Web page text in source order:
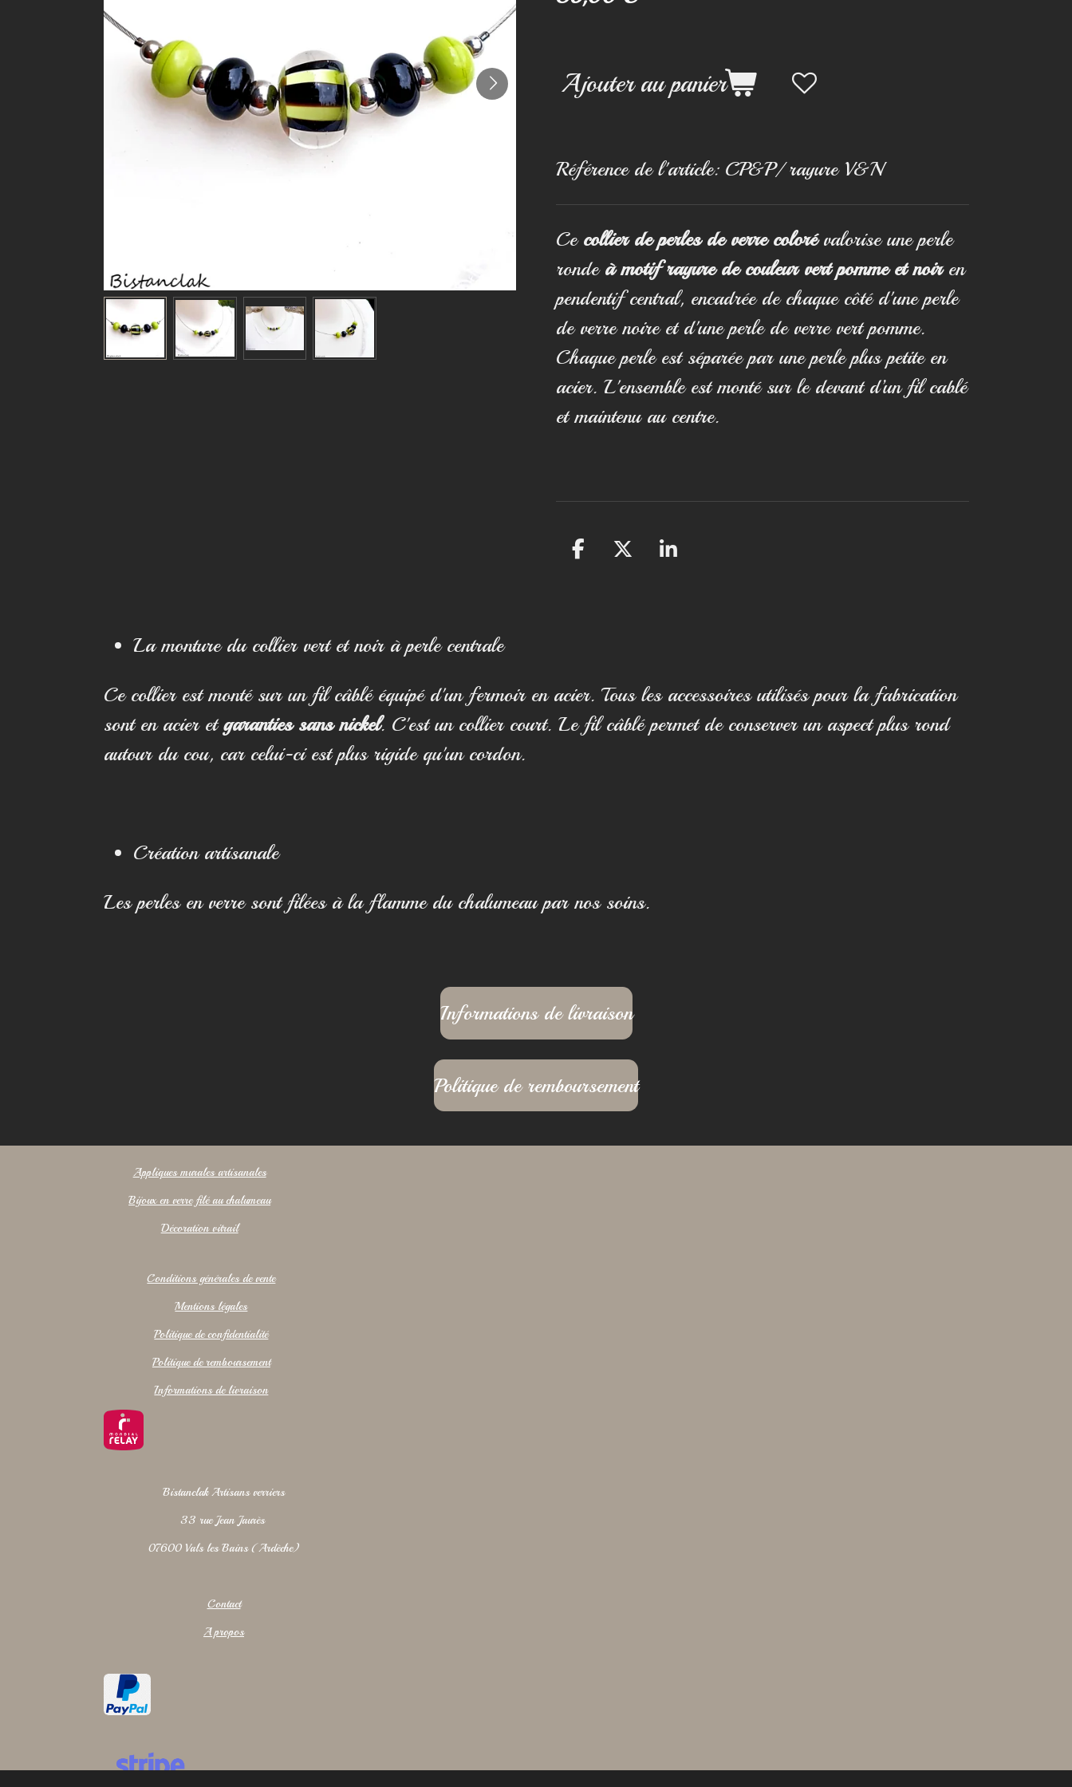
Ajouter au panier
Référence de l'article: CP&P/ rayure V&N
Cecollier de perles de verre colorévalorise une perle
rondeà motif rayure de couleur vert pomme et noiren
pendentif central, encadrée de chaque côté d'une perle
de verre noire et d'une perle de verre vert pomme.
Chaque perle est séparée par une perle plus petite en
acier. L'ensemble est monté sur le devant d’un fil cablé
et maintenu au centre.
P
r
P
r
P
r
La monture du collier vert et noir à perle centrale
Ce collier est monté sur un fil câblé équipé d'un fermoir en acier. Tous les accessoires utilisés pour la fabrication
sont en acier etgaranties sans nickel. C'est un collier court. Le fil câblé permet de conserver un aspect plus rond
autour du cou, car celui-ci est plus rigide qu'un cordon.
Création artisanale
Les perles en verre sont filées à la flamme du chalumeau par nos soins.
Informations de livraison
Politique de remboursement
Appliques murales artisanales
Bijoux en verre filé au chalumeau
Décoration vitrail
Conditions générales de vente
Mentions légales
Politique de confidentialité
Politique de remboursement
Informations de livraison
Bistanclak Artisans verriers
33 rue Jean Jaurès
07600 Vals les Bains (Ardèche)
Contact
A propos